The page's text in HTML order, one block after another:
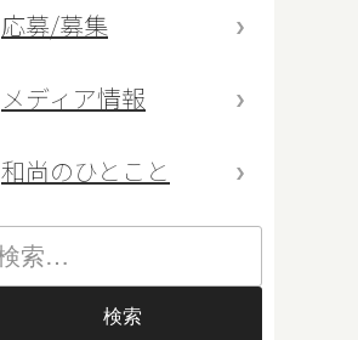
応募/募集
メディア情報
和尚のひとこと